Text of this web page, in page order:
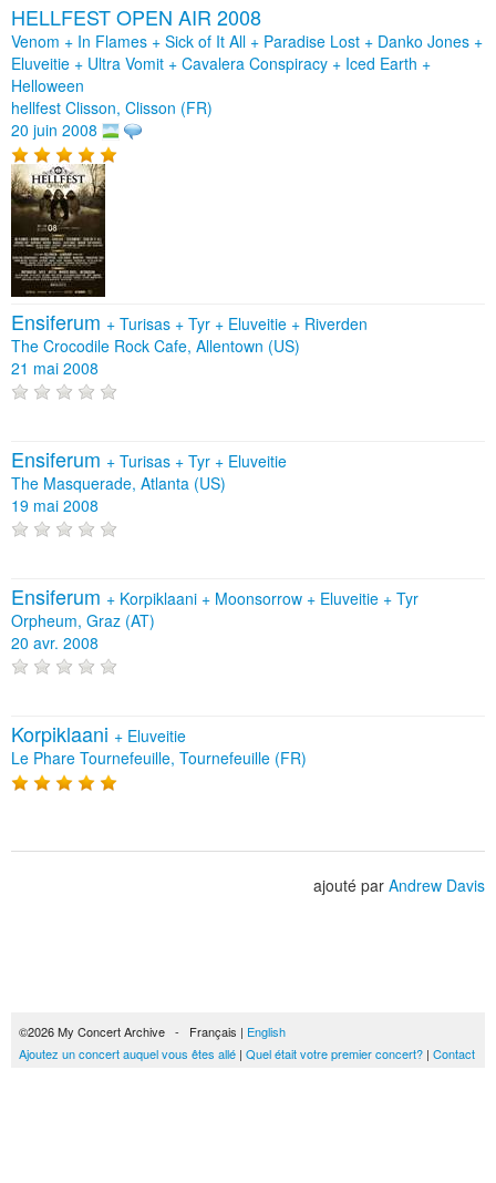
HELLFEST OPEN AIR 2008
Venom + In Flames + Sick of It All + Paradise Lost + Danko Jones +
Eluveitie + Ultra Vomit + Cavalera Conspiracy + Iced Earth +
Helloween
hellfest Clisson, Clisson (FR)
20 juin 2008
Ensiferum + Turisas + Tyr + Eluveitie + Riverden
The Crocodile Rock Cafe, Allentown (US)
21 mai 2008
Ensiferum + Turisas + Tyr + Eluveitie
The Masquerade, Atlanta (US)
19 mai 2008
Ensiferum + Korpiklaani + Moonsorrow + Eluveitie + Tyr
Orpheum, Graz (AT)
20 avr. 2008
Korpiklaani + Eluveitie
Le Phare Tournefeuille, Tournefeuille (FR)
ajouté par Andrew Davis
©2026 My Concert Archive - Français | English
Ajoutez un concert auquel vous êtes allé | Quel était votre premier concert? | Contact